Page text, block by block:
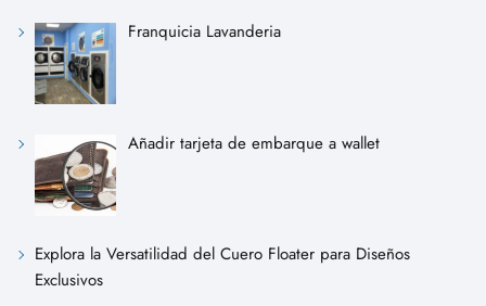
Franquicia Lavanderia
Añadir tarjeta de embarque a wallet
Explora la Versatilidad del Cuero Floater para Diseños
Exclusivos